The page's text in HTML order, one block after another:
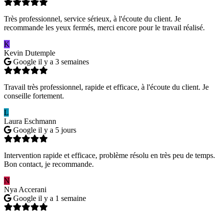
Très professionnel, service sérieux, à l'écoute du client. Je
recommande les yeux fermés, merci encore pour le travail réalisé.
K
Kevin Dutemple
Google il y a 3 semaines
Travail très professionnel, rapide et efficace, à l'écoute du client. Je
conseille fortement.
L
Laura Eschmann
Google il y a 5 jours
Intervention rapide et efficace, problème résolu en très peu de temps.
Bon contact, je recommande.
N
Nya Accerani
Google il y a 1 semaine